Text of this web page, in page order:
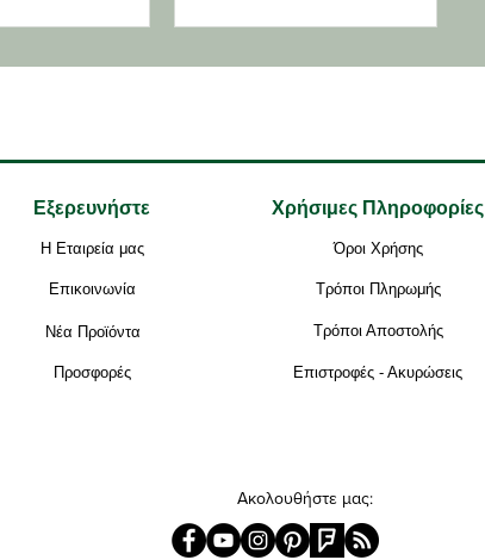
λύση για τους λάτρεις της
Εξερευνήστε
Η Εταιρεία μας
Επικοινωνία
Νέα Προϊόντα
Προσφορές
Χρήσιμες Πληροφορίες
Όροι Χρήσης
Τρόποι Πληρωμής
Τρόποι Αποστολής
Επιστροφές - Ακυρώσεις
Ακολουθήστε μας: